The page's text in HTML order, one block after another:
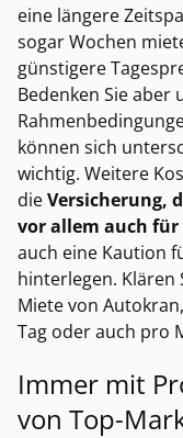
eine längere
sogar Wochen
günstigere
Bedenken Sie aber
können sich
wichtig. Weitere
dieVersicherung,
vor allem auch für
auch eine Kaution
hinterlegen. Klären
Miete von
Tag oder auch pro
Immer mit
von Top-